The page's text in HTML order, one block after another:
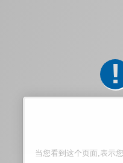
!
当您看到这个页面,表示